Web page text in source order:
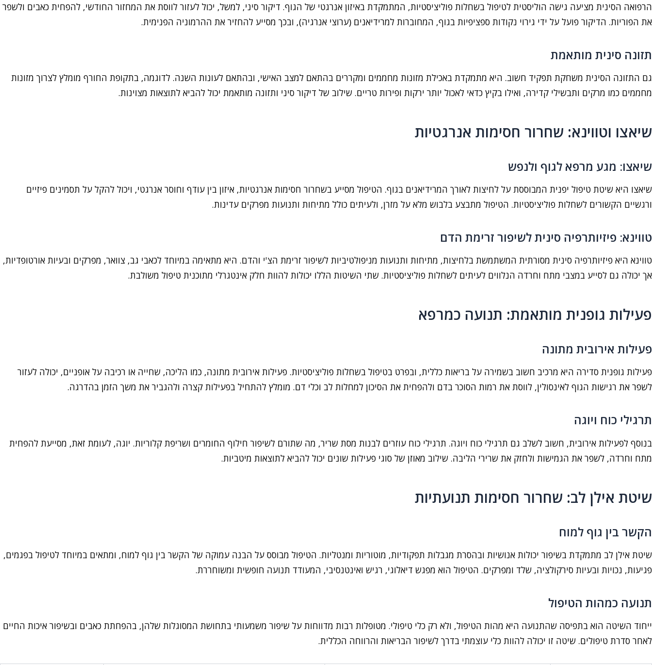
הרפואה הסינית מציעה גישה הוליסטית לטיפול בשחלות פוליציסטיות, המתמקדת באיזון אנרגטי של הגוף. דיקור סיני, למשל, יכול לעזור לווסת את המחזור החודשי, להפחית כאבים ולשפר
את הפוריות. הדיקור פועל על ידי גירוי נקודות ספציפיות בגוף, המחוברות למרידיאנים (ערוצי אנרגיה), ובכך מסייע להחזיר את ההרמוניה הפנימית.
תזונה סינית מותאמת
גם התזונה הסינית משחקת תפקיד חשוב. היא מתמקדת באכילת מזונות מחממים ומקררים בהתאם למצב האישי, ובהתאם לעונות השנה. לדוגמה, בתקופת החורף מומלץ לצרוך מזונות
מחממים כמו מרקים ותבשילי קדירה, ואילו בקיץ כדאי לאכול יותר ירקות ופירות טריים. שילוב של דיקור סיני ותזונה מותאמת יכול להביא לתוצאות מצוינות.
שיאצו וטווינא: שחרור חסימות אנרגטיות
שיאצו: מגע מרפא לגוף ולנפש
שיאצו היא שיטת טיפול יפנית המבוססת על לחיצות לאורך המרידיאנים בגוף. הטיפול מסייע בשחרור חסימות אנרגטיות, איזון בין עודף וחוסר אנרגטי, ויכול להקל על תסמינים פיזיים
ורגשיים הקשורים לשחלות פוליציסטיות. הטיפול מתבצע בלבוש מלא על מזרן, ולעיתים כולל מתיחות ותנועות מפרקים עדינות.
טווינא: פיזיותרפיה סינית לשיפור זרימת הדם
טווינא היא פיזיותרפיה סינית מסורתית המשתמשת בלחיצות, מתיחות ותנועות מניפולטיביות לשיפור זרימת הצ'י והדם. היא מתאימה במיוחד לכאבי גב, צוואר, מפרקים ובעיות אורטופדיות,
אך יכולה גם לסייע במצבי מתח וחרדה הנלווים לעיתים לשחלות פוליציסטיות. שתי השיטות הללו יכולות להוות חלק אינטגרלי מתוכנית טיפול משולבת.
פעילות גופנית מותאמת: תנועה כמרפא
פעילות אירובית מתונה
פעילות גופנית סדירה היא מרכיב חשוב בשמירה על בריאות כללית, ובפרט בטיפול בשחלות פוליציסטיות. פעילות אירובית מתונה, כמו הליכה, שחייה או רכיבה על אופניים, יכולה לעזור
לשפר את רגישות הגוף לאינסולין, לווסת את רמות הסוכר בדם ולהפחית את הסיכון למחלות לב וכלי דם. מומלץ להתחיל בפעילות קצרה ולהגביר את משך הזמן בהדרגה.
תרגילי כוח ויוגה
בנוסף לפעילות אירובית, חשוב לשלב גם תרגילי כוח ויוגה. תרגילי כוח עוזרים לבנות מסת שריר, מה שתורם לשיפור חילוף החומרים ושריפת קלוריות. יוגה, לעומת זאת, מסייעת להפחית
מתח וחרדה, לשפר את הגמישות ולחזק את שרירי הליבה. שילוב מאוזן של סוגי פעילות שונים יכול להביא לתוצאות מיטביות.
שיטת אילן לב: שחרור חסימות תנועתיות
הקשר בין גוף למוח
שיטת אילן לב מתמקדת בשיפור יכולות אנושיות ובהסרת מגבלות תפקודיות, מוטוריות ומנטליות. הטיפול מבוסס על הבנה עמוקה של הקשר בין גוף למוח, ומתאים במיוחד לטיפול בפגמים,
פגיעות, נכויות ובעיות סירקולציה, שלד ומפרקים. הטיפול הוא מפגש דיאלוגי, רגיש ואינטנסיבי, המעודד תנועה חופשית ומשוחררת.
תנועה כמהות הטיפול
ייחוד השיטה הוא בתפיסה שהתנועה היא מהות הטיפול, ולא רק כלי טיפולי. מטופלות רבות מדווחות על שיפור משמעותי בתחושת המסוגלות שלהן, בהפחתת כאבים ובשיפור איכות החיים
לאחר סדרת טיפולים. שיטה זו יכולה להוות כלי עוצמתי בדרך לשיפור הבריאות והרווחה הכללית.